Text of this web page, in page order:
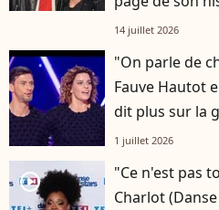
14 juillet 2026
"On parle de
Fauve Hautot
dit plus sur la
1 juillet 2026
player2
"Ce n'est pas
Charlot